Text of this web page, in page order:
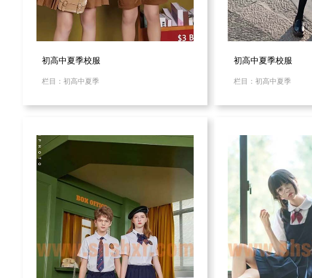
初高中夏季校服
栏目：初高中夏季
初高中夏季校服
栏目：初高中夏季